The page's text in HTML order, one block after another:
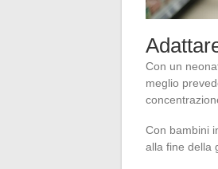
Con un
meglio
Con bambini
alla fine della